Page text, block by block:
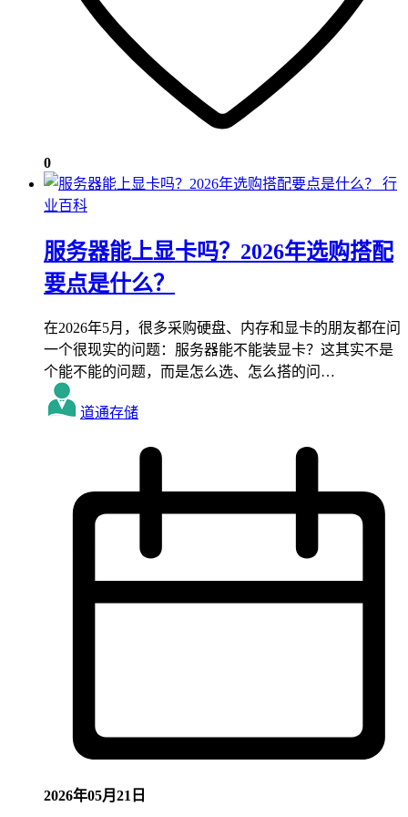
0
行
业百科
服务器能上显卡吗？2026年选购搭配
要点是什么？
在2026年5月，很多采购硬盘、内存和显卡的朋友都在问
一个很现实的问题：服务器能不能装显卡？这其实不是
个能不能的问题，而是怎么选、怎么搭的问…
道通存储
2026年05月21日